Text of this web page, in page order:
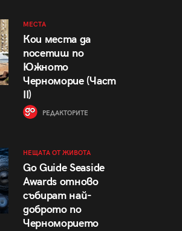
МЕСТА
Кои места да
посетиш по
Южното
Черноморие (Част
II)
РЕДАКТОРИТЕ
НЕЩАТА ОТ ЖИВОТА
Go Guide Seaside
Awards отново
събират най-
доброто по
Черноморието